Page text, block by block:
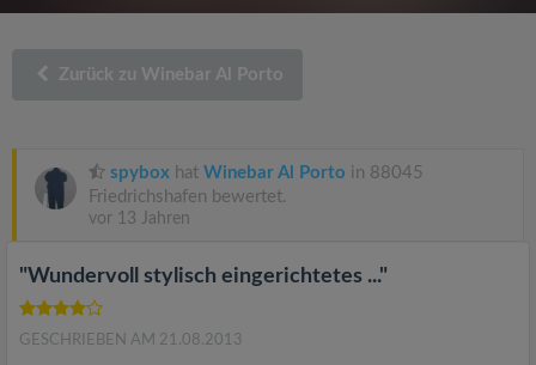
Zurück zu Winebar Al Porto
spybox hat Winebar Al Porto in 88045
Friedrichshafen bewertet.
vor 13 Jahren
"Wundervoll stylisch eingerichtetes ..."
GESCHRIEBEN AM 21.08.2013
a
t